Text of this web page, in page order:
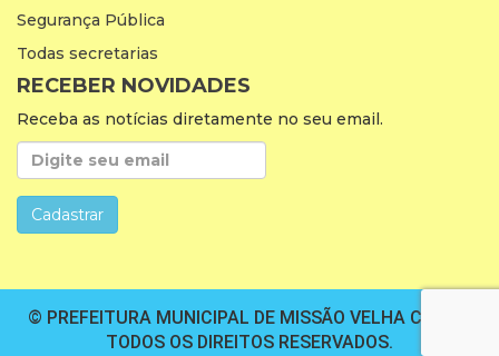
Segurança Pública
Todas secretarias
RECEBER NOVIDADES
Receba as notícias diretamente no seu email.
© PREFEITURA MUNICIPAL DE MISSÃO VELHA CEARÁ.
TODOS OS DIREITOS RESERVADOS.